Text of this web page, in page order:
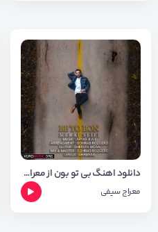
دانلود اهنگ بی تو بون از معراج سیفی + متن وشعر
معراج سیفی